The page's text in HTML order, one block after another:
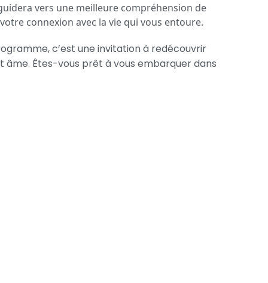
vers une meilleure compréhension de
connexion avec la vie qui vous entoure.
c’est une invitation à redécouvrir
Êtes-vous prêt à vous embarquer dans